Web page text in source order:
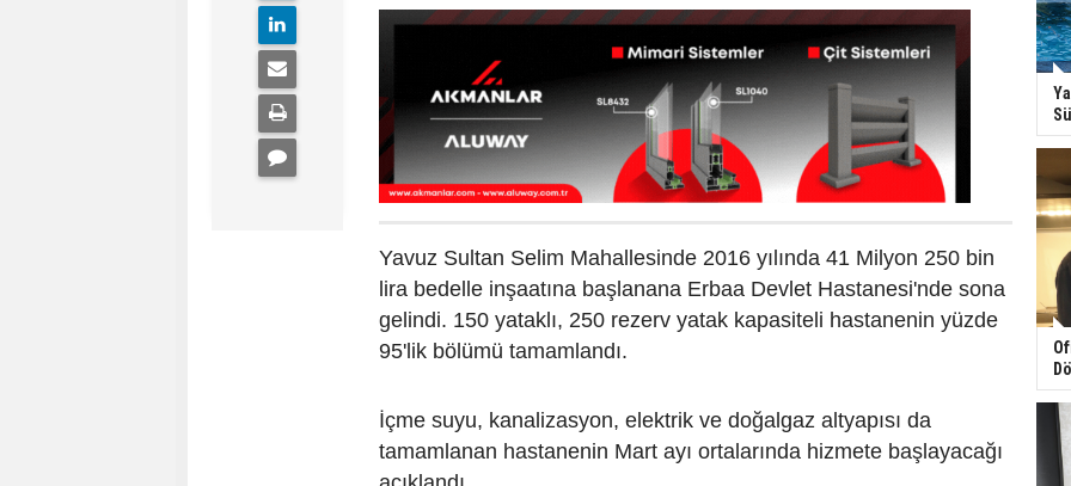
Yavuz Sultan Selim Mahallesinde 2016 yılında 41 Milyon 250 bin
lira bedelle inşaatına başlanana Erbaa Devlet Hastanesi'nde sona
gelindi. 150 yataklı, 250 rezerv yatak kapasiteli hastanenin yüzde
95'lik bölümü tamamlandı.
İçme suyu, kanalizasyon, elektrik ve doğalgaz altyapısı da
tamamlanan hastanenin Mart ayı ortalarında hizmete başlayacağı